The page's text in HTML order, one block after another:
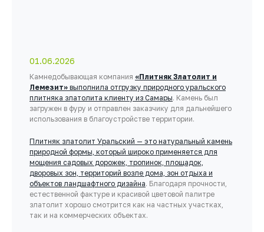
01.06.2026
Камнедобывающая компания «Плитняк Златолит и
Лемезит» выполнила отгрузку природного уральского
плитняка златолита клиенту из Самары. Камень был
загружен в фуру и отправлен заказчику для дальнейшего
использования в благоустройстве территории.
Плитняк златолит Уральский — это натуральный камень
природной формы, который широко применяется для
мощения садовых дорожек, тропинок, площадок,
дворовых зон, территорий возле дома, зон отдыха и
объектов ландшафтного дизайна. Благодаря прочности,
естественной фактуре и красивой цветовой палитре
златолит хорошо смотрится как на частных участках,
так и на коммерческих объектах.